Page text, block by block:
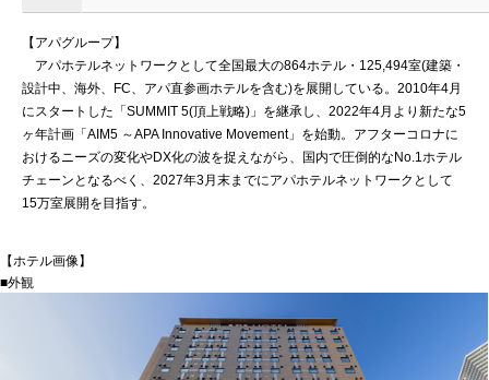
【アパグループ】
アパホテルネットワークとして全国最大の864ホテル・125,494室(建築・
設計中、海外、FC、アパ直参画ホテルを含む)を展開している。2010年4月
にスタートした「SUMMIT 5(頂上戦略)」を継承し、2022年4月より新たな5
ヶ年計画「AIM5 ～APA Innovative Movement」を始動。アフターコロナに
おけるニーズの変化やDX化の波を捉えながら、国内で圧倒的なNo.1ホテル
チェーンとなるべく、2027年3月末までにアパホテルネットワークとして
15万室展開を目指す。
【ホテル画像】
■外観